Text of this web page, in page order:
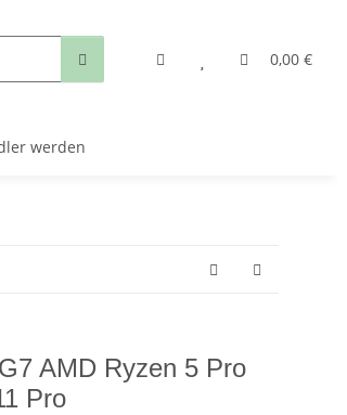
0,00 €
werden
AMD Ryzen 5 Pro
Pro